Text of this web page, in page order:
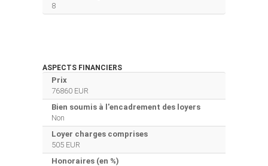
8
ASPECTS FINANCIERS
Prix
76860 EUR
Bien soumis à l'encadrement des loyers
Non
Loyer charges comprises
505 EUR
Honoraires (en %)